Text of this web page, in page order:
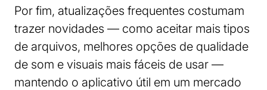
Por fim, atualizações frequentes costumam
trazer novidades — como aceitar mais tipos
de arquivos, melhores opções de qualidade
de som e visuais mais fáceis de usar —
mantendo o aplicativo útil em um mercado